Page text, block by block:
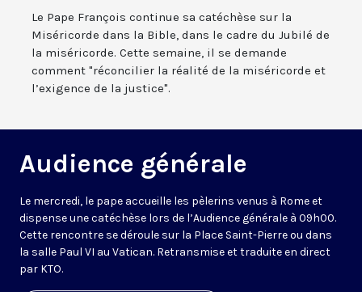
Le Pape François continue sa catéchèse sur la
Miséricorde dans la Bible, dans le cadre du Jubilé de
la miséricorde. Cette semaine, il se demande
comment "réconcilier la réalité de la miséricorde et
l’exigence de la justice".
Audience générale
Le mercredi, le pape accueille les pèlerins venus à Rome et
dispense une catéchèse lors de l’Audience générale à 09h00.
Cette rencontre se déroule sur la Place Saint-Pierre ou dans
la salle Paul VI au Vatican. Retransmise et traduite en direct
par KTO.